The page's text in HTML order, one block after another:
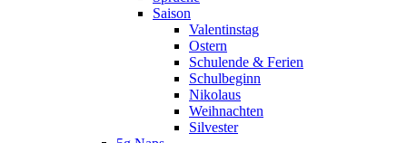
Saison
Valentinstag
Ostern
Schulende & Ferien
Schulbeginn
Nikolaus
Weihnachten
Silvester